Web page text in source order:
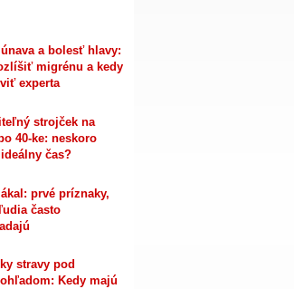
a bolesť hlavy:
migrénu a kedy
experta
strojček na
40-ke: neskoro
čas?
prvé príznaky,
často
stravy pod
Kedy majú